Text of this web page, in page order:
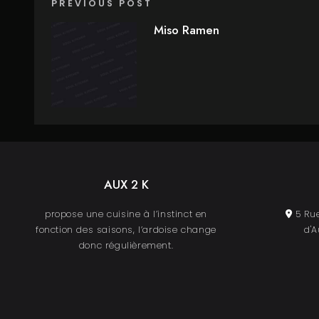
PREVIOUS POST
Miso Ramen
AUX 2 K
propose une cuisine à l’instinct en
fonction des saisons, l’ardoise change
donc régulièrement.
5